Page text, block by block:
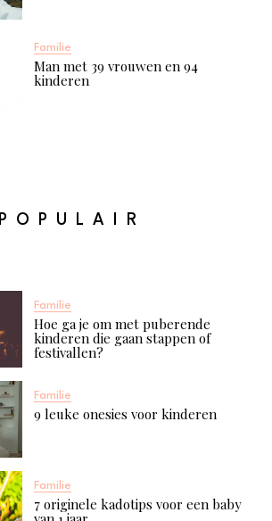
Familie
Man met 39 vrouwen en 94
kinderen
POPULAIR
Familie
Hoe ga je om met puberende
kinderen die gaan stappen of
festivallen?
Familie
9 leuke onesies voor kinderen
Familie
7 originele kadotips voor een baby